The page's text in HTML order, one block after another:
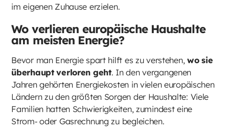
im eigenen Zuhause erzielen.
Wo verlieren europäische Haushalte
am meisten Energie?
Bevor man Energie spart hilft es zu verstehen, wo sie
überhaupt verloren geht. In den vergangenen
Jahren gehörten Energiekosten in vielen europäischen
Ländern zu den größten Sorgen der Haushalte: Viele
Familien hatten Schwierigkeiten, zumindest eine
Strom‑ oder Gasrechnung zu begleichen.